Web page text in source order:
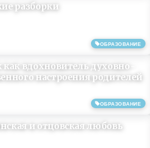
ОБРАЗОВАНИЕ
разборки
ОБРАЗОВАНИЕ
как вдохновитель духовно-
настроения родителей
и отцовская любовь